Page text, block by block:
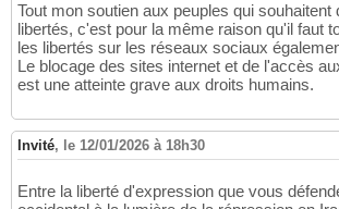
Tout mon soutien aux peuples qui souhaitent
libertés, c'est pour la même raison qu'il faut
les libertés sur les réseaux sociaux
Le blocage des sites internet et de l'accès
est une atteinte grave aux droits humains.
Invité, le 12/01/2026 à 18h30
Entre la liberté d'expression que vous